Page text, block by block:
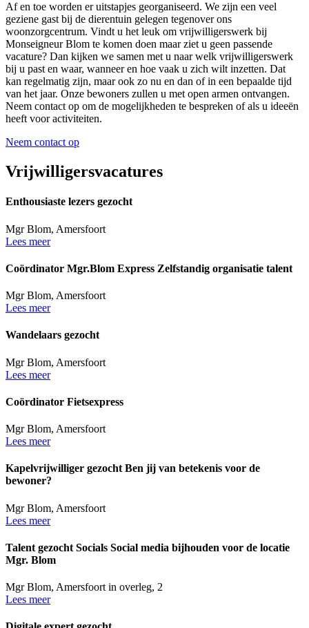
Af en toe worden er uitstapjes georganiseerd. We zijn een veel
geziene gast bij de dierentuin gelegen tegenover ons
woonzorgcentrum. Vindt u het leuk om vrijwilligerswerk bij
Monseigneur Blom te komen doen maar ziet u geen passende
vacature? Dan kijken we samen met u naar welk vrijwilligerswerk
bij u past en waar, wanneer en hoe vaak u zich wilt inzetten. Dat
kan regelmatig zijn, maar ook zo nu en dan of in een bepaalde tijd
van het jaar. Onze bewoners zullen u met open armen ontvangen.
Neem contact op om de mogelijkheden te bespreken of als u ideeën
heeft voor activiteiten.
Neem contact op
Vrijwilligersvacatures
Enthousiaste lezers gezocht
Mgr Blom, Amersfoort
Lees meer
Coördinator Mgr.Blom Express Zelfstandig organisatie talent
Mgr Blom, Amersfoort
Lees meer
Wandelaars gezocht
Mgr Blom, Amersfoort
Lees meer
Coördinator Fietsexpress
Mgr Blom, Amersfoort
Lees meer
Kapelvrijwilliger gezocht Ben jij van betekenis voor de
bewoner?
Mgr Blom, Amersfoort
Lees meer
Talent gezocht Socials Social media bijhouden voor de locatie
Mgr. Blom
Mgr Blom, Amersfoort in overleg, 2
Lees meer